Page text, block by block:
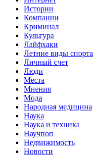
Истории
Компании
Криминал
Культура
Лайфхаки
Летние виды спорта
Личный счет
Люди
Места
Мнения
Мода
Народная медицина
Наука
Наука и техника
Научпоп
Недвижимость
Новости